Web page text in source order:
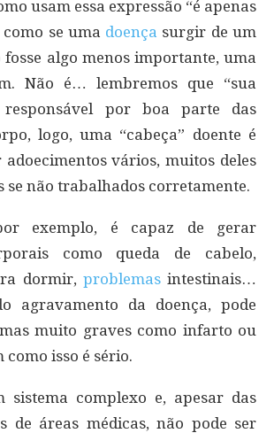
usam essa expressão “é apenas
se uma doença surgir de um
algo menos importante, uma
Não é… lembremos que “sua
por boa parte das
logo, uma “cabeça” doente é
vários, muitos deles
se não trabalhados corretamente.
exemplo, é capaz de gerar
como queda de cabelo,
dormir, problemas intestinais…
agravamento da doença, pode
muito graves como infarto ou
como isso é sério.
sistema complexo e, apesar das
de áreas médicas, não pode ser